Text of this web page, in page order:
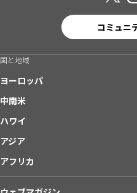
コミュニ
国と地域
ヨーロッパ
中南米
ハワイ
アジア
アフリカ